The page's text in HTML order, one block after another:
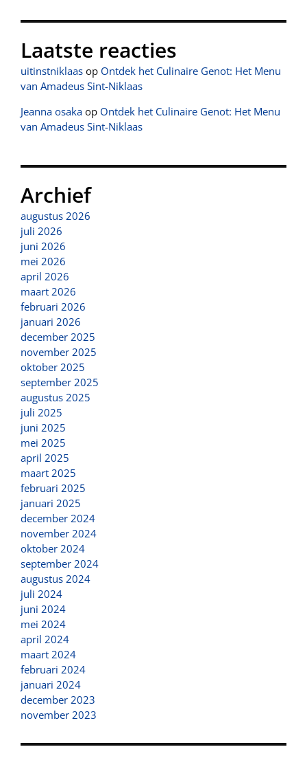
Laatste reacties
uitinstniklaas op Ontdek het Culinaire Genot: Het Menu
van Amadeus Sint-Niklaas
Jeanna osaka op Ontdek het Culinaire Genot: Het Menu
van Amadeus Sint-Niklaas
Archief
augustus 2026
juli 2026
juni 2026
mei 2026
april 2026
maart 2026
februari 2026
januari 2026
december 2025
november 2025
oktober 2025
september 2025
augustus 2025
juli 2025
juni 2025
mei 2025
april 2025
maart 2025
februari 2025
januari 2025
december 2024
november 2024
oktober 2024
september 2024
augustus 2024
juli 2024
juni 2024
mei 2024
april 2024
maart 2024
februari 2024
januari 2024
december 2023
november 2023